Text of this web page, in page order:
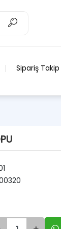
Sipariş Takip